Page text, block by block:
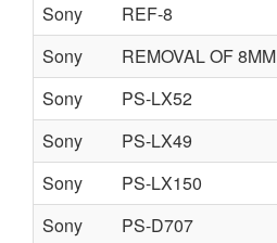
Sony
REF-8
Sony
REMOVAL OF 8MM
Sony
PS-LX52
Sony
PS-LX49
Sony
PS-LX150
Sony
PS-D707